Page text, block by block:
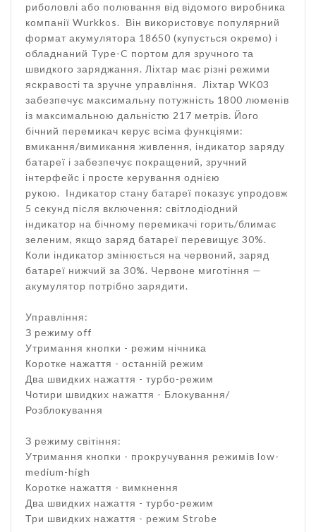
риболовлі або полювання від відомого виробника
компанії Wurkkos. Він використовує популярний
формат акумулятора 18650 (купується окремо) і
обладнаний Type-C портом для зручного та
швидкого заряджання. Ліхтар має різні режими
яскравості та зручне управління. Ліхтар WK03
забезпечує максимальну потужність 1800 люменів
із максимальною дальністю 217 метрів. Його
бічний перемикач керує всіма функціями:
вмикання/вимикання живлення, індикатор заряду
батареї і забезпечує покращений, зручний
інтерфейс і просте керування однією
рукою. Індикатор стану батареї показує упродовж
5 секунд після включення: світлодіодний
індикатор на бічному перемикачі горить/блимає
зеленим, якщо заряд батареї перевищує 30%.
Коли індикатор змінюється на червоний, заряд
батареї нижчий за 30%. Червоне миготіння —
акумулятор потрібно зарядити.
Управління:
З режиму off
Утримання кнопки - режим нічника
Коротке нажаття - останній режим
Два швидких нажаття - турбо-режим
Чотири швидких нажаття - Блокування/
Розблокування
З режиму світіння:
Утримання кнопки - прокручування режимів low-
medium-high
Коротке нажаття - вимкнення
Два швидких нажаття - турбо-режим
Три швидких нажаття - режим Strobe